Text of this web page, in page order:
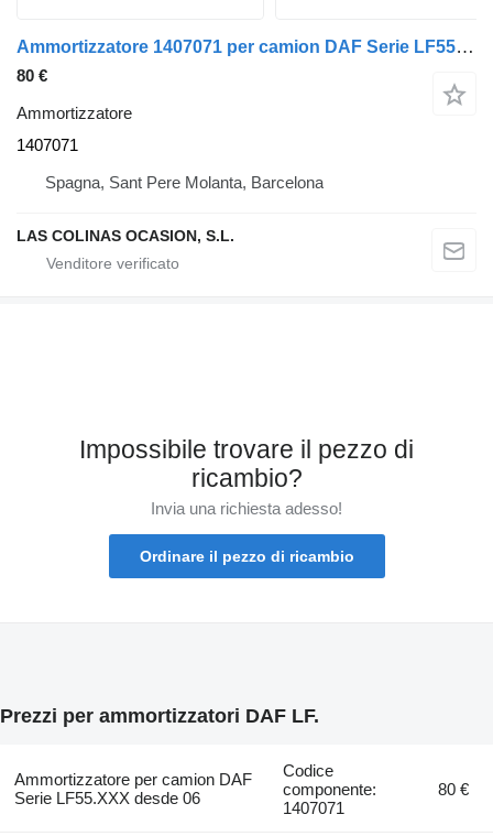
Ammortizzatore 1407071 per camion DAF Serie LF55.XXX desde 06
80 €
Ammortizzatore
1407071
Spagna, Sant Pere Molanta, Barcelona
LAS COLINAS OCASION, S.L.
Impossibile trovare il pezzo di
ricambio?
Invia una richiesta adesso!
Ordinare il pezzo di ricambio
Prezzi per ammortizzatori DAF LF.
Ammortizzatore per camion DAF
Serie LF55.XXX desde 06
Codice
componente:
1407071
80 €